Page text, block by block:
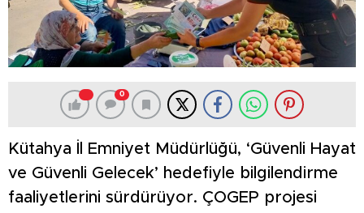
0
Kütahya İl Emniyet Müdürlüğü, ‘Güvenli Hayat
ve Güvenli Gelecek’ hedefiyle bilgilendirme
faaliyetlerini sürdürüyor. ÇOGEP projesi